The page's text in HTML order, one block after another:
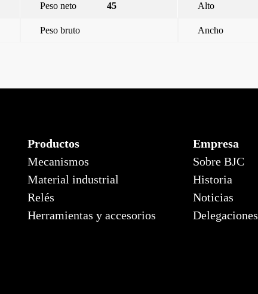
Peso neto 45 Alto
Peso bruto Ancho
Productos
Mecanismos
Material industrial
Relés
Herramientas y accesorios
Empresa
Sobre BJC
Historia
Noticias
Delegaciones